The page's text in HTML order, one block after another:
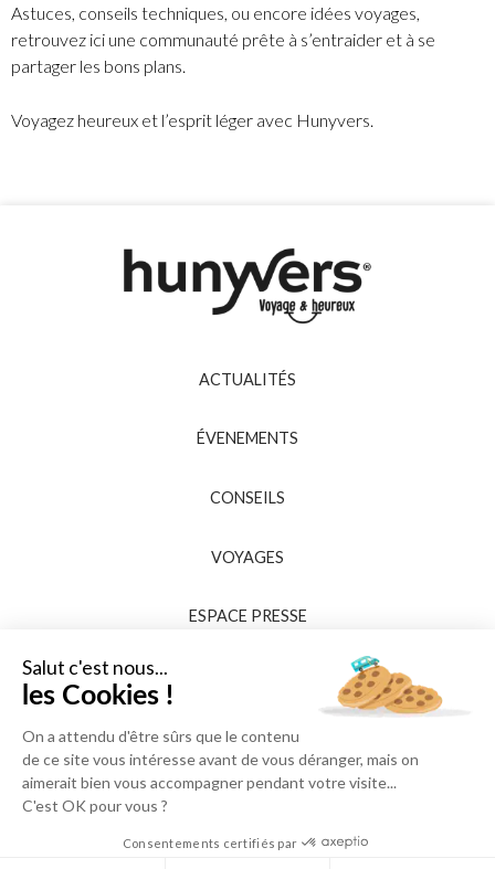
Astuces, conseils techniques, ou encore idées voyages,
retrouvez ici une communauté prête à s’entraider et à se
partager les bons plans.
Voyagez heureux et l’esprit léger avec Hunyvers.
ACTUALITÉS
ÉVENEMENTS
CONSEILS
VOYAGES
ESPACE PRESSE
Salut c'est nous...
les Cookies !
On a attendu d'être sûrs que le contenu
de ce site vous intéresse avant de vous déranger, mais on
aimerait bien vous accompagner pendant votre visite...
C'est OK pour vous ?
Consentements certifiés par